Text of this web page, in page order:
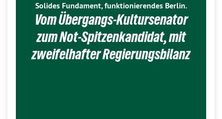
Solides Fundament, funktionierendes Berlin.
Vom Übergangs-Kultursenator
zum Not-Spitzenkandidat, mit
zweifelhafter Regierungsbilanz